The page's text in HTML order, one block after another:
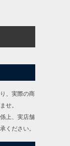
、実際の商
せ。
上、実店舗
ください。